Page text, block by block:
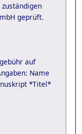
geprüft.
auf
Name
*Titel*